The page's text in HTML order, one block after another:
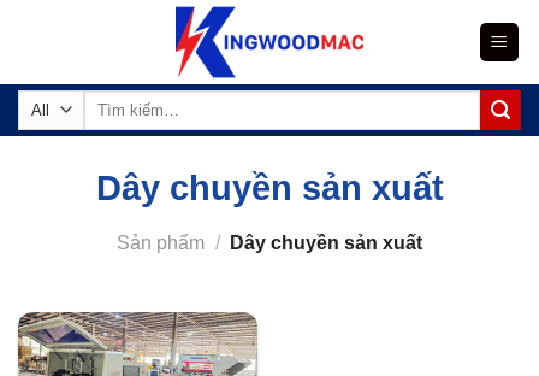
Tìm
Dây chuyền sản xuất
Sản phẩm / Dây chuyền sản xuất